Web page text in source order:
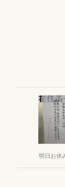
明日お休